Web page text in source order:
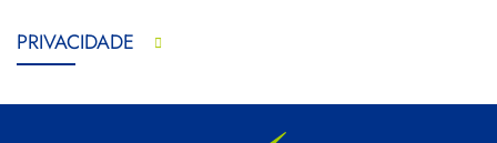
PRIVACIDADE